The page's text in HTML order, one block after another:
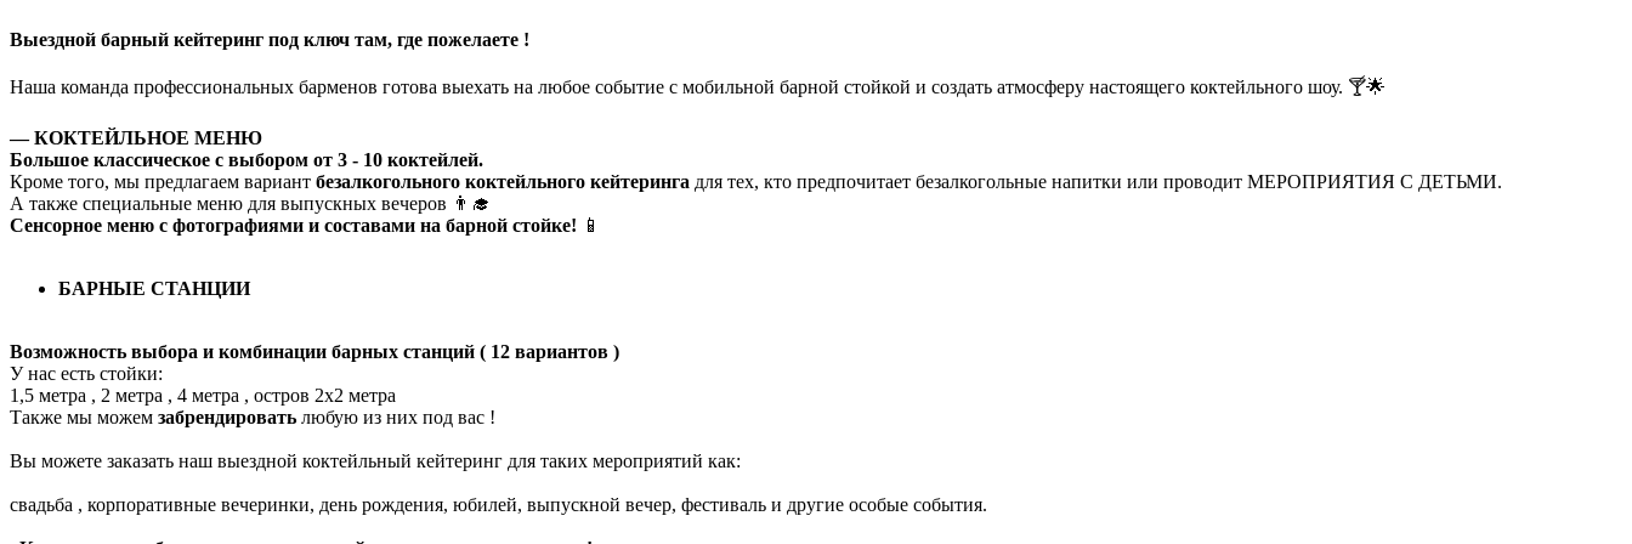
Выездной барный кейтеринг под ключ там, где пожелаете !
Наша команда профессиональных барменов готова выехать на любое событие с мобильной барной стойкой и создать атмосферу настоящего коктейльного шоу. 🍸🌟
— КОКТЕЙЛЬНОЕ МЕНЮ
Большое классическое с выбором от 3 - 10 коктейлей.
Кроме того, мы предлагаем вариант безалкогольного коктейльного кейтеринга для тех, кто предпочитает безалкогольные напитки или проводит МЕРОПРИЯТИЯ С ДЕТЬМИ.
А также специальные меню для выпускных вечеров 👨‍🎓
Сенсорное меню с фотографиями и составами на барной стойке! 📱
БАРНЫЕ СТАНЦИИ
Возможность выбора и комбинации барных станций ( 12 вариантов )
У нас есть стойки:
1,5 метра , 2 метра , 4 метра , остров 2х2 метра
Также мы можем забрендировать любую из них под вас !
Вы можете заказать наш выездной коктейльный кейтеринг для таких мероприятий как:
свадьба , корпоративные вечеринки, день рождения, юбилей, выпускной вечер, фестиваль и другие особые события.